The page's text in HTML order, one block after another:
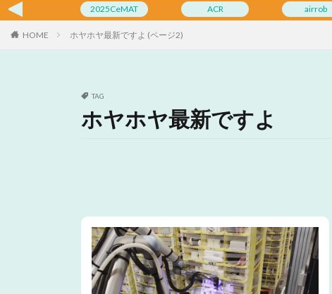
2025CeMAT ACR airrob
HOME ホヤホヤ最新ですよ (ページ2)
TAG
ホヤホヤ最新ですよ